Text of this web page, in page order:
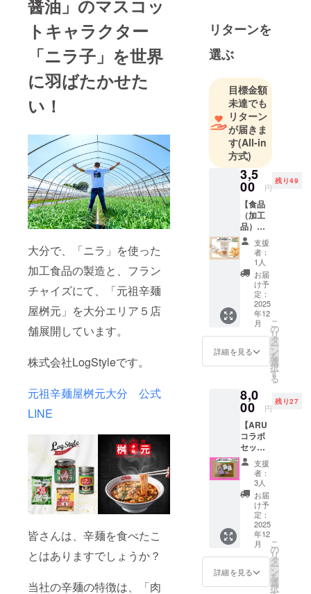
醤油」のマスコッ
トキャラクター
「ニラ子」を世界
に羽ばたかせた
い！
大分で、「ニラ」を使った
加工食品の製造と、フラン
チャイズにて、「元祖辛麺
屋桝元」を大分エリア５店
舗展開しています。
株式会社LogStyleです。
元祖辛麺屋桝元大分 公式
LINE
皆さんは、辛麺を食べたこ
とはありますでしょうか？
当社の辛麺の特徴は、「肉
方に知って
頂けるよう
日々、挑戦
す！
応援宜しく
お願い致し
ます。
リターンを
選ぶ
目標金額
未達でも
リターン
が届きま
す(All-in
方式)
3,5
00 円
残り49
【食品
（加工
品）】
愛犬と
食べら
れる
クッ
キー
「いち
福」を5
袋（ニ
ラ子ス
テッ
カー１
枚付
き）提
す。 原
材料
小麦粉
（北海
道
産）、
豆乳、
太白ゴ
マ油、
蜂蜜、
コーン
スター
チ 原産
国 日
本 保存
方法
高温多
支援
者：
1人
お届
け予
定：
2025
年12
月
詳細を見る
こ
の
リ
タ
ー
ン
を
選
択
す
る
8,0
00 円
残り27
【ARU
コラボ
セッ
ト】 ニ
ラ子カ
ラーの
限定デ
ザイン
した
バッ
ク、コ
イン
ケース
とド
リップ
パック
支援
者：
3人
お届
け予
定：
2025
年12
月
詳細を見る
こ
の
リ
タ
ー
ン
を
選
択